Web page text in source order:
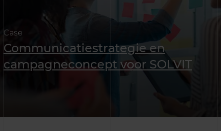
Case
Communicatiestrategie en
campagneconcept voor SOLVIT